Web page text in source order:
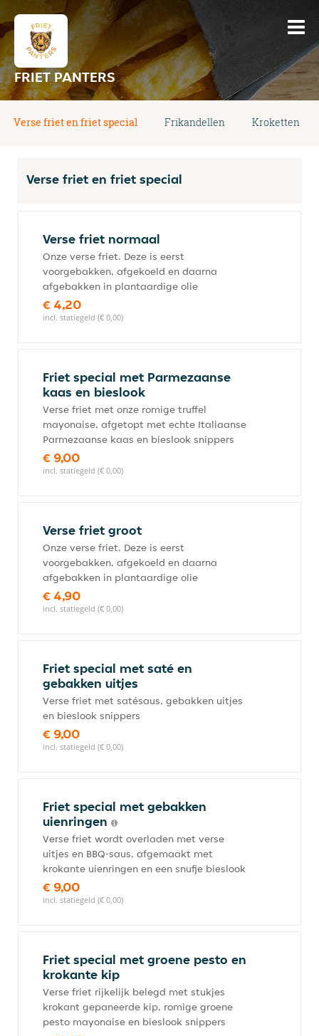
FRIET PANTERS
Verse friet en friet special Frikandellen Kroketten
Verse friet en friet special
Verse friet normaal
Onze verse friet. Deze is eerst
voorgebakken, afgekoeld en daarna
afgebakken in plantaardige olie
€ 4,20
incl. statiegeld (€ 0,00)
Friet special met Parmezaanse
kaas en bieslook
Verse friet met onze romige truffel
mayonaise, afgetopt met echte Italiaanse
Parmezaanse kaas en bieslook snippers
€ 9,00
incl. statiegeld (€ 0,00)
Verse friet groot
Onze verse friet. Deze is eerst
voorgebakken, afgekoeld en daarna
afgebakken in plantaardige olie
€ 4,90
incl. statiegeld (€ 0,00)
Friet special met saté en
gebakken uitjes
Verse friet met satésaus, gebakken uitjes
en bieslook snippers
€ 9,00
incl. statiegeld (€ 0,00)
Friet special met gebakken
uienringen
Verse friet wordt overladen met verse
uitjes en BBQ-saus, afgemaakt met
krokante uienringen en een snufje bieslook
€ 9,00
incl. statiegeld (€ 0,00)
Friet special met groene pesto en
krokante kip
Verse friet rijkelijk belegd met stukjes
krokant gepaneerde kip, romige groene
pesto mayonaise en bieslook snippers